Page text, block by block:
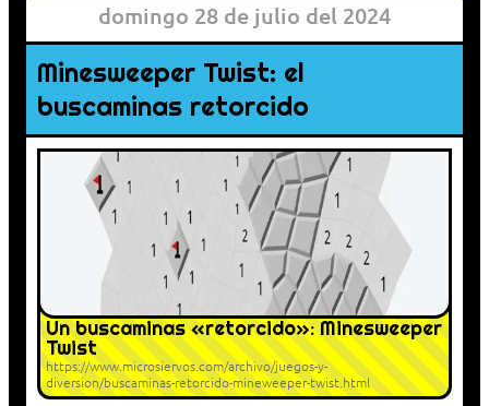
domingo 28 de julio del 2024
Minesweeper Twist: el
buscaminas retorcido
Un buscaminas «retorcido»: Minesweeper
Twist
https://www.microsiervos.com/archivo/juegos-y-
diversion/buscaminas-retorcido-mineweeper-twist.html